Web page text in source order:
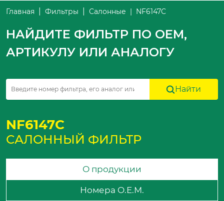
Главная Фильтры Салонные NF6147C
НАЙДИТЕ ФИЛЬТР ПО OEM,
АРТИКУЛУ ИЛИ АНАЛОГУ
Найти
NF6147C
САЛОННЫЙ ФИЛЬТР
О продукции
Номера O.E.M.